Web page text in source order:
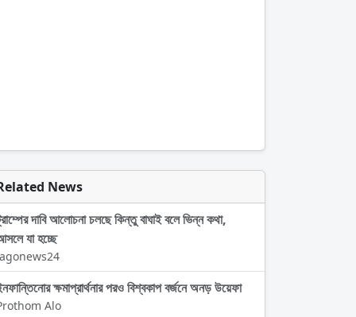
News
দাবি আলোচনা চলছে কিন্তু বাঘাই বলে ভিন্ন কথা,
যা হচ্ছে
ক্ষমাপ্রার্থনার পরও বিশ্বকাপ বর্জনে অনড় উয়েফা
Alo